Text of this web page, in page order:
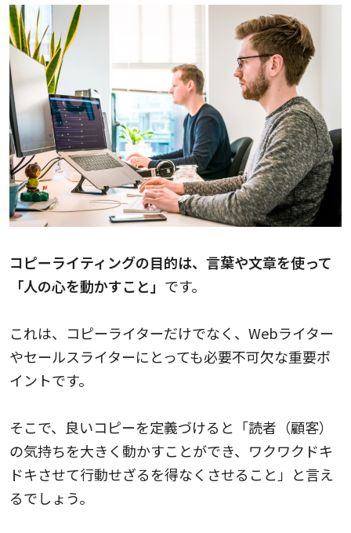
コピーライティングの目的は、言葉や文章を使って
「人の心を動かすこと」 です。
これは、コピーライターだけでなく、Webライター
やセールスライターにとっても必要不可欠な重要ポ
イントです。
そこで、良いコピーを定義づけると「読者（顧客）
の気持ちを大きく動かすことができ、ワクワクドキ
ドキさせて行動せざるを得なくさせること」と言え
るでしょう。